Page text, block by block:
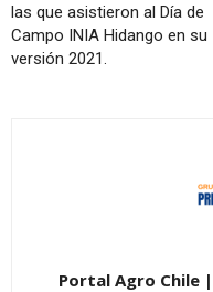
las que asistieron al Día de
Campo INIA Hidango en su
versión 2021.
Portal Agro Chile